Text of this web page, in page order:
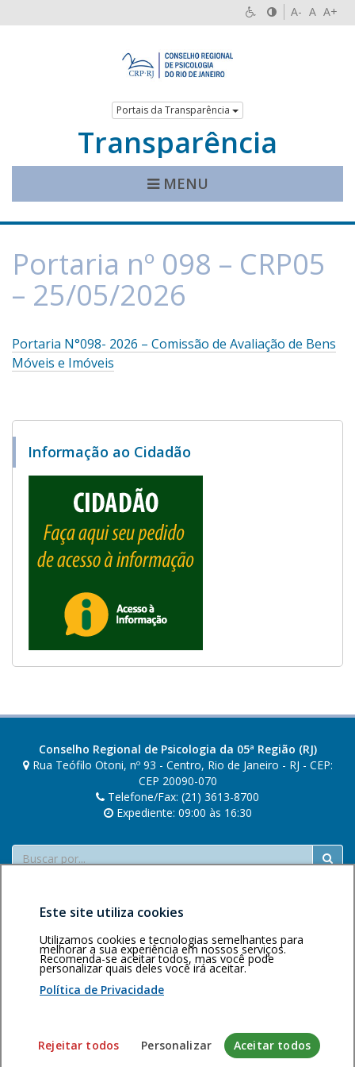
A- A A+
Portais da Transparência
Transparência
MENU
Portaria nº 098 – CRP05
– 25/05/2026
Portaria N°098- 2026 – Comissão de Avaliação de Bens
Móveis e Imóveis
Informação ao Cidadão
Conselho Regional de Psicologia da 05ª Região (RJ)
Rua Teófilo Otoni, nº 93 - Centro, Rio de Janeiro - RJ - CEP:
CEP 20090-070
Telefone/Fax: (21) 3613-8700
Expediente: 09:00 às 16:30
Buscar
Área restritaPolítica de
privacidadePersonalização
de cookies
Sistema desenvolvido pela Gerência de Tecnologia da
Este site utiliza cookies
Utilizamos cookies e tecnologias semelhantes para
melhorar a sua experiência em nossos serviços.
Recomenda-se aceitar todos, mas você pode
personalizar quais deles você irá aceitar.
Política de Privacidade
Rejeitar todos Personalizar Aceitar todos